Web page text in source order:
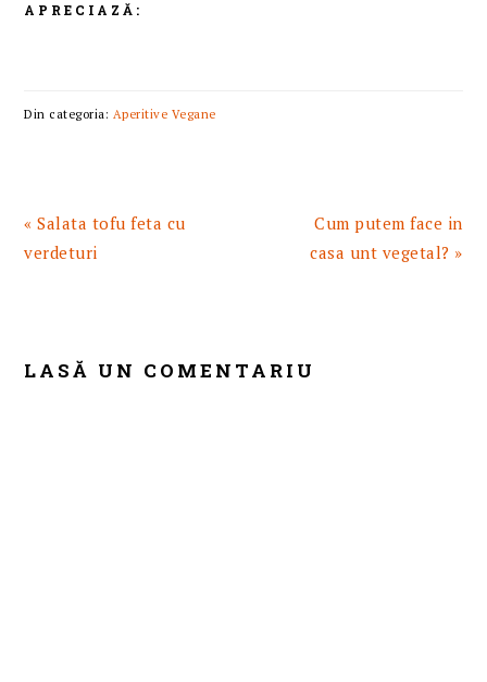
APRECIAZĂ:
Din categoria: Aperitive Vegane
Articol
anterior:
« Salata tofu feta cu
verdeturi
Articolul
urmator:
Cum putem face in
casa unt vegetal? »
INTERACTIONS
LASĂ UN COMENTARIU